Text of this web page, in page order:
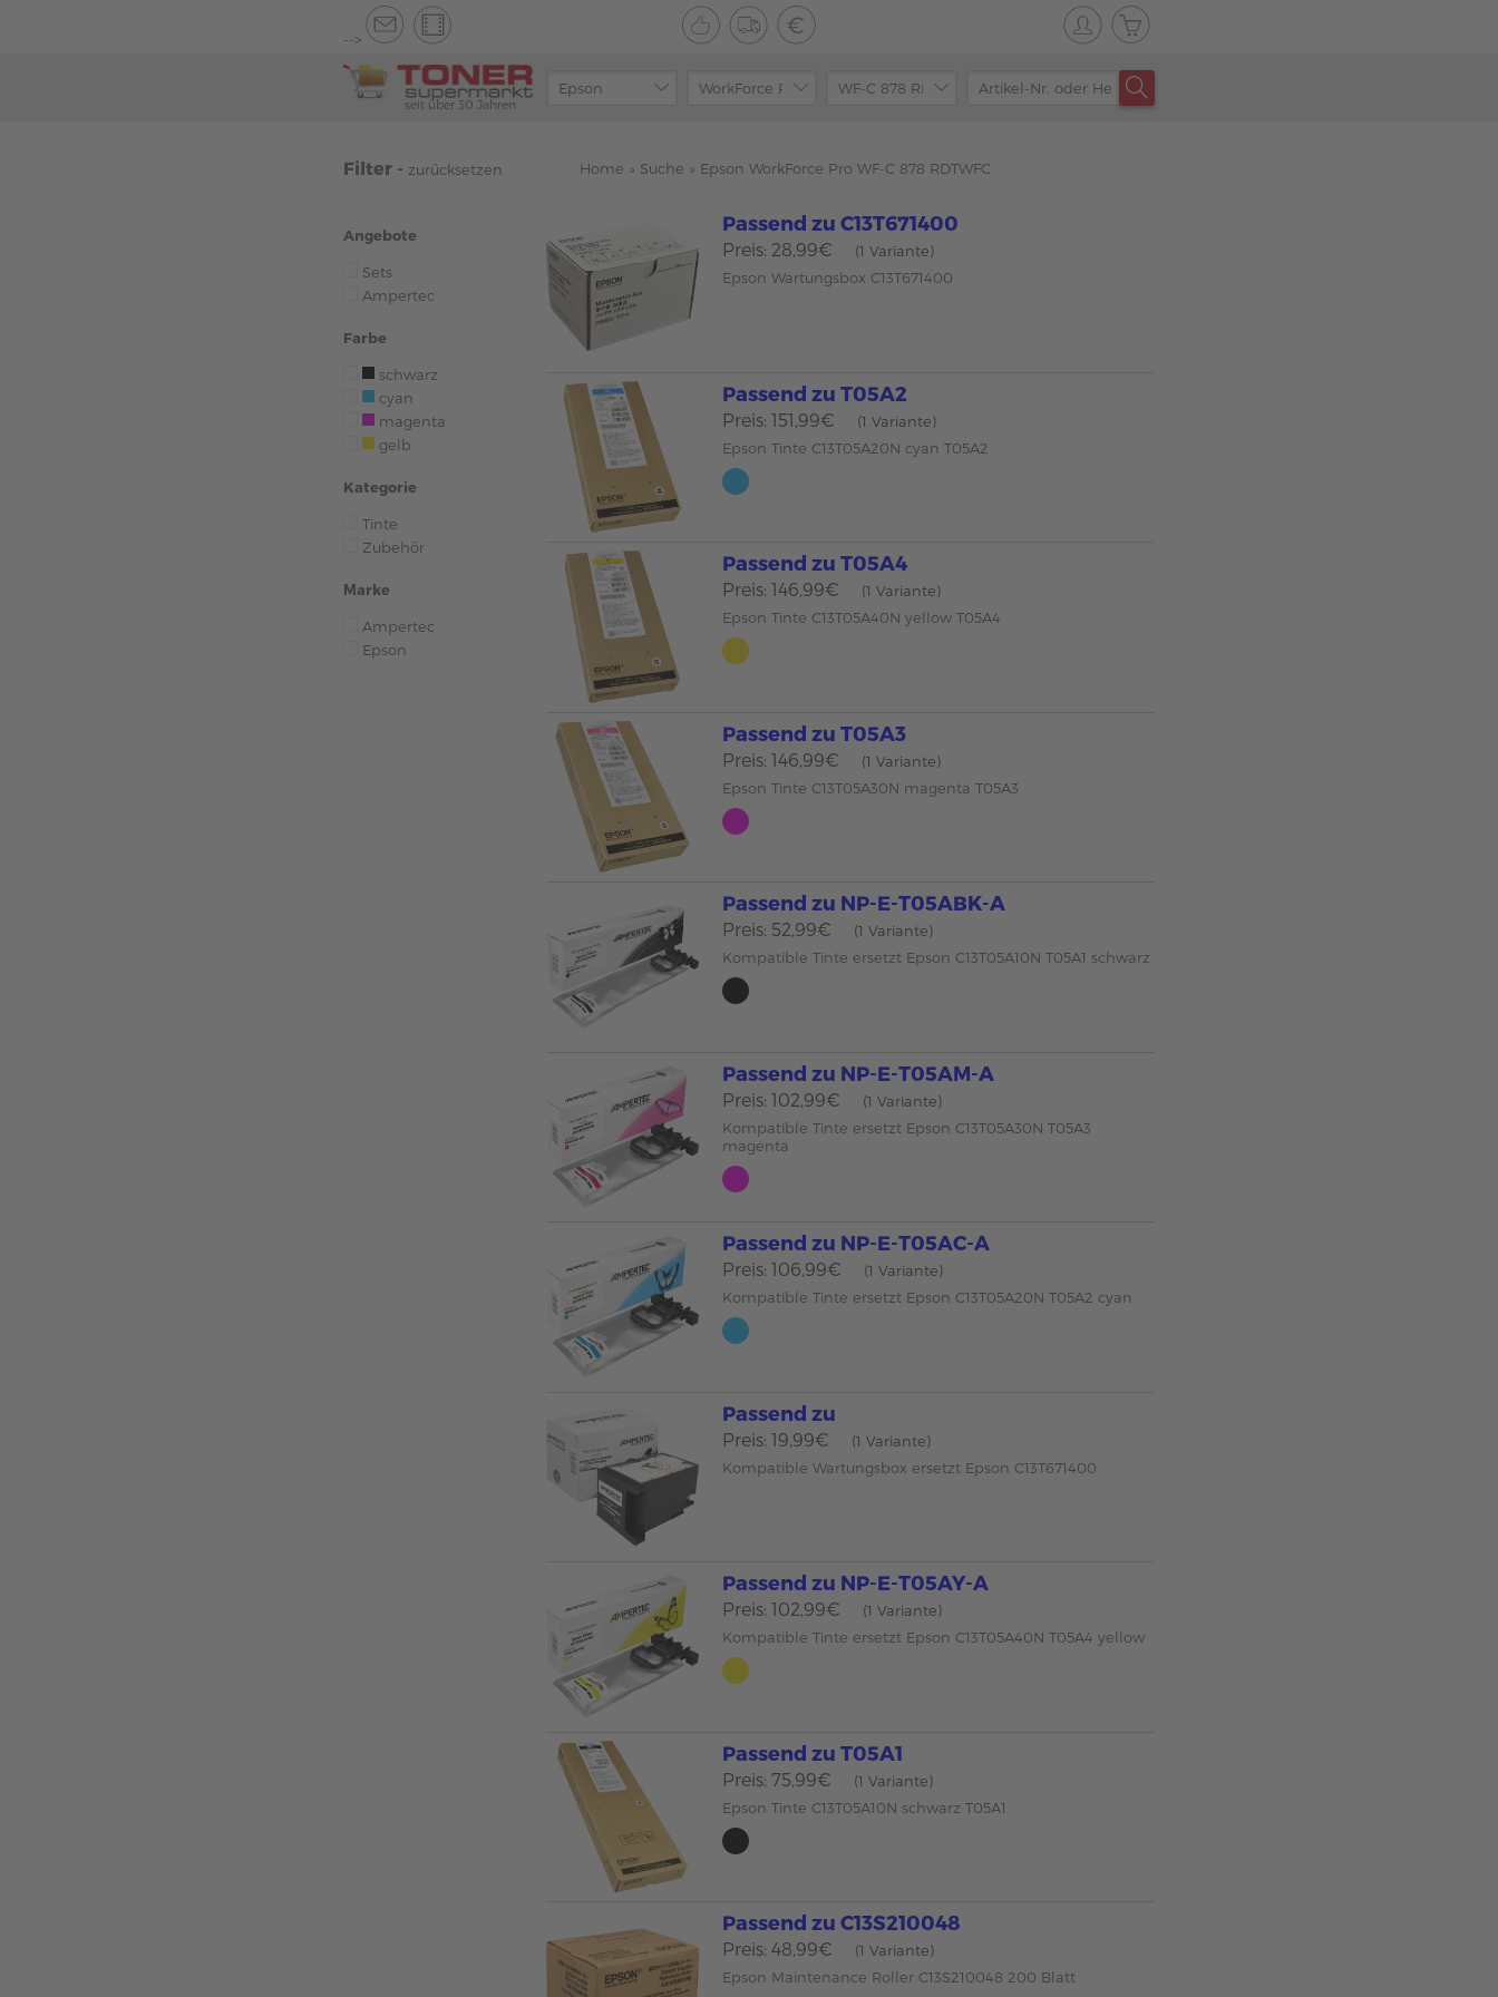
-->
seit über 30 Jahren
Filter - zurücksetzen
Angebote
Sets
Ampertec
Farbe
schwarz
cyan
magenta
gelb
Kategorie
Tinte
Zubehör
Marke
Ampertec
Epson
Home » Suche » Epson WorkForce Pro WF-C 878 RDTWFC
Passend zu C13T671400
Preis: 28,99€
(1 Variante)
Epson Wartungsbox C13T671400
Passend zu T05A2
Preis: 151,99€
(1 Variante)
Epson Tinte C13T05A20N cyan T05A2
Passend zu T05A4
Preis: 146,99€
(1 Variante)
Epson Tinte C13T05A40N yellow T05A4
Passend zu T05A3
Preis: 146,99€
(1 Variante)
Epson Tinte C13T05A30N magenta T05A3
Passend zu NP-E-T05ABK-A
Preis: 52,99€
(1 Variante)
Kompatible Tinte ersetzt Epson C13T05A10N T05A1 schwarz
Passend zu NP-E-T05AM-A
Preis: 102,99€
(1 Variante)
Kompatible Tinte ersetzt Epson C13T05A30N T05A3
magenta
Passend zu NP-E-T05AC-A
Preis: 106,99€
(1 Variante)
Kompatible Tinte ersetzt Epson C13T05A20N T05A2 cyan
Passend zu
Preis: 19,99€
(1 Variante)
Kompatible Wartungsbox ersetzt Epson C13T671400
Passend zu NP-E-T05AY-A
Preis: 102,99€
(1 Variante)
Kompatible Tinte ersetzt Epson C13T05A40N T05A4 yellow
Passend zu T05A1
Preis: 75,99€
(1 Variante)
Epson Tinte C13T05A10N schwarz T05A1
Passend zu C13S210048
Preis: 48,99€
(1 Variante)
Epson Maintenance Roller C13S210048 200 Blatt